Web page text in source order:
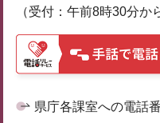
（受付：午前8時30分か
県庁各課室への電話